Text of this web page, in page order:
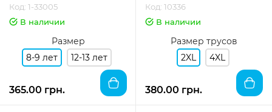
Код: 1-33005
В наличии
Размер
8-9 лет
12-13 лет
365.00 грн.
Код: 10336
В наличии
Размер трусов
2XL
4XL
380.00 грн.